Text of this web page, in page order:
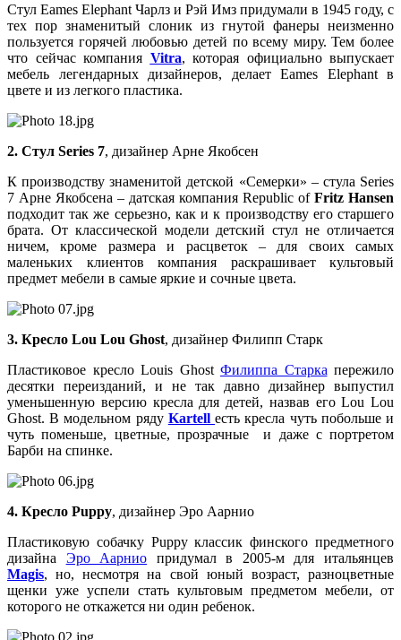
Стул Eames Elephant Чарлз и Рэй Имз придумали в 1945 году, с
тех пор знаменитый слоник из гнутой фанеры неизменно
пользуется горячей любовью детей по всему миру. Тем более
что сейчас компания Vitra, которая официально выпускает
мебель легендарных дизайнеров, делает Eames Elephant в
цвете и из легкого пластика.
2. Стул Series 7, дизайнер Арне Якобсен
К производству знаменитой детской «Семерки» – стула Series
7 Арне Якобсена – датская компания Republic of Fritz Hansen
подходит так же серьезно, как и к производству его старшего
брата. От классической модели детский стул не отличается
ничем, кроме размера и расцветок – для своих самых
маленьких клиентов компания раскрашивает культовый
предмет мебели в самые яркие и сочные цвета.
3. Кресло Lou Lou Ghost, дизайнер Филипп Старк
Пластиковое кресло Louis Ghost Филиппа Старка пережило
десятки переизданий, и не так давно дизайнер выпустил
уменьшенную версию кресла для детей, назвав его Lou Lou
Ghost. В модельном ряду Kartell есть кресла чуть побольше и
чуть поменьше, цветные, прозрачные и даже с портретом
Барби на спинке.
4. Кресло Puppy, дизайнер Эро Аарнио
Пластиковую собачку Puppy классик финского предметного
дизайна Эро Аарнио придумал в 2005-м для итальянцев
Magis, но, несмотря на свой юный возраст, разноцветные
щенки уже успели стать культовым предметом мебели, от
которого не откажется ни один ребенок.